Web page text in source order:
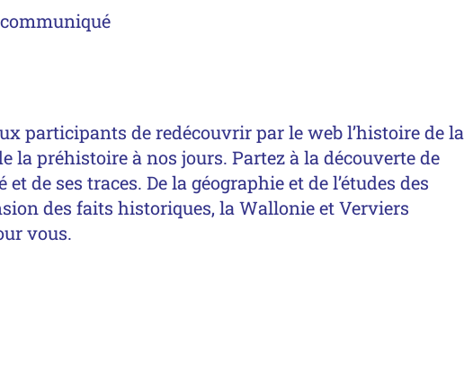
participants de redécouvrir par le web l’histoire de la
la préhistoire à nos jours. Partez à la découverte de
de ses traces. De la géographie et de l’études des
des faits historiques, la Wallonie et Verviers
vous.